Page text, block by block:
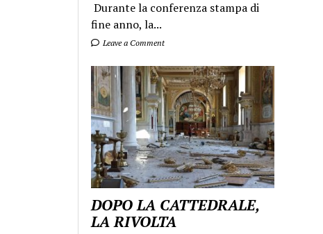
Durante la conferenza stampa di
fine anno, la...
Leave a Comment
DOPO LA CATTEDRALE,
LA RIVOLTA